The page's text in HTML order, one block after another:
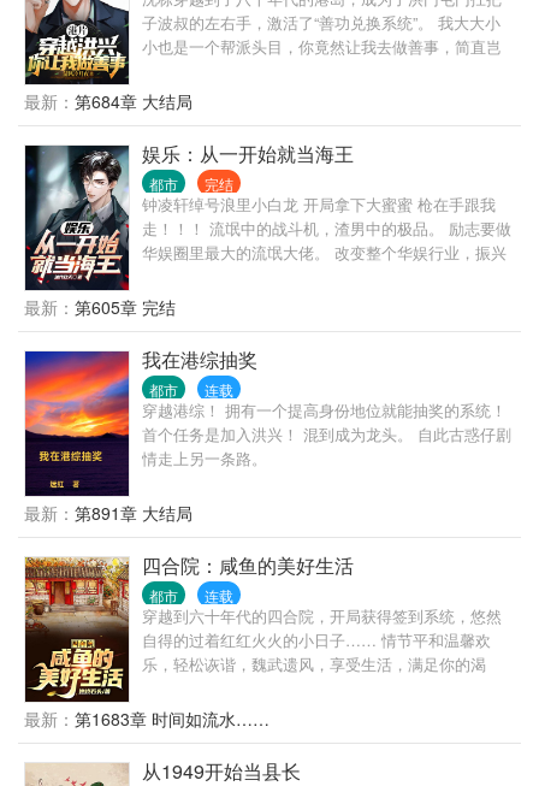
民：“滚，再来送你们吃花生米！” 何雨柱：“滚，你甚
至都不叫我一声何主任。” 许大茂：“滚，别打扰我学
习，我现在要考大学！”
子波叔的左右手，激活了“善功兑换系统”。 我大大小
小也是一个帮派头目，你竟然让我去做善事，简直岂
100点。” “恭喜你率领小弟做起了正当生意，奖励善功
500点。” “恭喜你资助福利院五百万，奖励善功5000
点。” ...... 在发现善功能够用来兑换各种东西后，沈栋
彻底爱上了做善事。 黄志诚：一千万善款？你确定捐
款人是洪兴的扛把子？ 李文彬：很难相信这个与孩子
们玩在一起的人是个江湖大佬。 陆启昌：沈栋有慈善
护体，我们动不了他。 ...... 我是洪兴扛把子沈栋，一
不留神，从一个古惑仔变成了港岛最有名的大富豪和
最新： 第684章 大结局
娱乐：从一开始就当海王
都市 完结
钟凌轩绰号浪里小白龙 开局拿下大蜜蜜 枪在手跟我
走！！！ 流氓中的战斗机，渣男中的极品。 励志要做
华娱圈里最大的流氓大佬。 改变整个华娱行业，振兴
许情，李晓冉，李沁，唐妍，刘师师，曾丽，高媛
媛....等。
最新： 第605章 完结
我在港综抽奖
都市 连载
穿越港综！ 拥有一个提高身份地位就能抽奖的系统！
首个任务是加入洪兴！ 混到成为龙头。 自此古惑仔剧
情走上另一条路。
最新： 第891章 大结局
四合院：咸鱼的美好生活
都市 连载
穿越到六十年代的四合院，开局获得签到系统，悠然
自得的过着红红火火的小日子…… 情节平和温馨欢
乐，轻松诙谐，魏武遗风，享受生活，满足你的渴
最新： 第1683章 时间如流水……
从1949开始当县长